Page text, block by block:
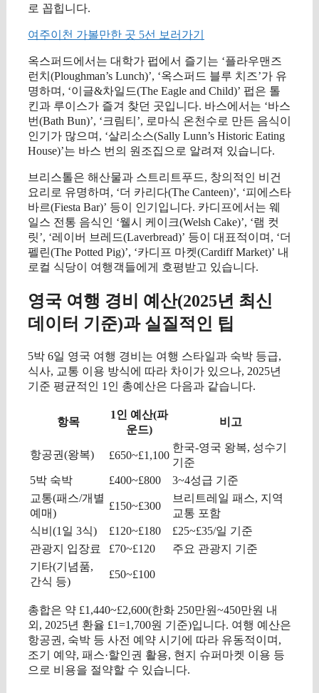
로 꼽힙니다.
여주이천 가볼만한 곳 5선 보러가기
옥스퍼드에서는 대학가 펍에서 즐기는 ‘플라우맨즈
런치(Ploughman’s Lunch)’, ‘옥스퍼드 블루 치즈’가 유
명하며, ‘이글&차일드(The Eagle and Child)’ 펍은 톨
킨과 루이스가 즐겨 찾던 곳입니다. 바스에서는 ‘바스
번(Bath Bun)’, ‘크림티’, 로마식 온천수로 만든 음식이
인기가 많으며, ‘살리소스(Sally Lunn’s Historic Eating
House)’는 바스 번의 원조집으로 알려져 있습니다.
브리스톨은 해산물과 스트리트푸드, 창의적인 비건
요리로 유명하며, ‘더 카리다(The Canteen)’, ‘피에스타
바르(Fiesta Bar)’ 등이 인기입니다. 카디프에서는 웨
일스 전통 음식인 ‘웰시 케이크(Welsh Cake)’, ‘램 컷
릿’, ‘레이버 브레드(Laverbread)’ 등이 대표적이며, ‘더
펠린(The Potted Pig)’, ‘카디프 마켓(Cardiff Market)’ 내
로컬 식당이 여행객들에게 호평받고 있습니다.
영국 여행 경비 예산(2025년 최신
데이터 기준)과 실질적인 팁
5박 6일 영국 여행 경비는 여행 스타일과 숙박 등급,
식사, 교통 이용 방식에 따라 차이가 있으나, 2025년
기준 평균적인 1인 총예산은 다음과 같습니다.
항목
1인 예산(파
운드)
비고
항공권(왕복) £650~£1,100
한국-영국 왕복, 성수기
기준
5박 숙박
£400~£800
3~4성급 기준
교통(패스/개별
예매)
£150~£300
브리트레일 패스, 지역
교통 포함
식비(1일 3식)
£120~£180
£25~£35/일 기준
관광지 입장료
£70~£120
주요 관광지 기준
기타(기념품,
간식 등)
£50~£100
총합은 약 £1,440~£2,600(한화 250만원~450만원 내
외, 2025년 환율 £1=1,700원 기준)입니다. 여행 예산은
항공권, 숙박 등 사전 예약 시기에 따라 유동적이며,
조기 예약, 패스·할인권 활용, 현지 슈퍼마켓 이용 등
으로 비용을 절약할 수 있습니다.